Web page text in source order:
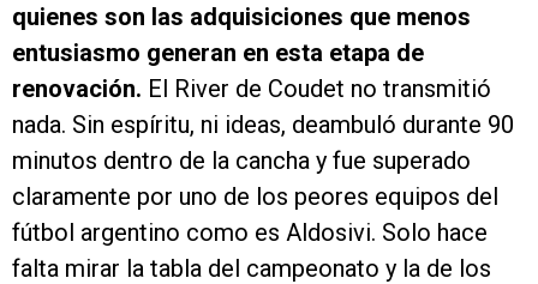
quienes son las adquisiciones que menos
entusiasmo generan en esta etapa de
renovación. El River de Coudet no transmitió
nada. Sin espíritu, ni ideas, deambuló durante 90
minutos dentro de la cancha y fue superado
claramente por uno de los peores equipos del
fútbol argentino como es Aldosivi. Solo hace
falta mirar la tabla del campeonato y la de los